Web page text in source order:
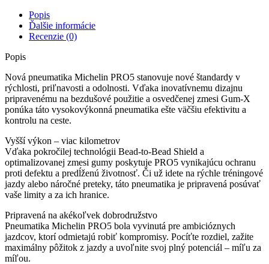
Popis
Ďalšie informácie
Recenzie (0)
Popis
Nová pneumatika Michelin PRO5 stanovuje nové štandardy v
rýchlosti, priľnavosti a odolnosti. Vďaka inovatívnemu dizajnu
pripravenému na bezdušové použitie a osvedčenej zmesi Gum-X
ponúka táto vysokovýkonná pneumatika ešte väčšiu efektivitu a
kontrolu na ceste.
Vyšší výkon – viac kilometrov
Vďaka pokročilej technológii Bead-to-Bead Shield a
optimalizovanej zmesi gumy poskytuje PRO5 vynikajúcu ochranu
proti defektu a predĺženú životnosť. Či už idete na rýchle tréningové
jazdy alebo náročné preteky, táto pneumatika je pripravená posúvať
vaše limity a za ich hranice.
Pripravená na akékoľvek dobrodružstvo
Pneumatika Michelin PRO5 bola vyvinutá pre ambicióznych
jazdcov, ktorí odmietajú robiť kompromisy. Pocíťte rozdiel, zažite
maximálny pôžitok z jazdy a uvoľnite svoj plný potenciál – míľu za
míľou.